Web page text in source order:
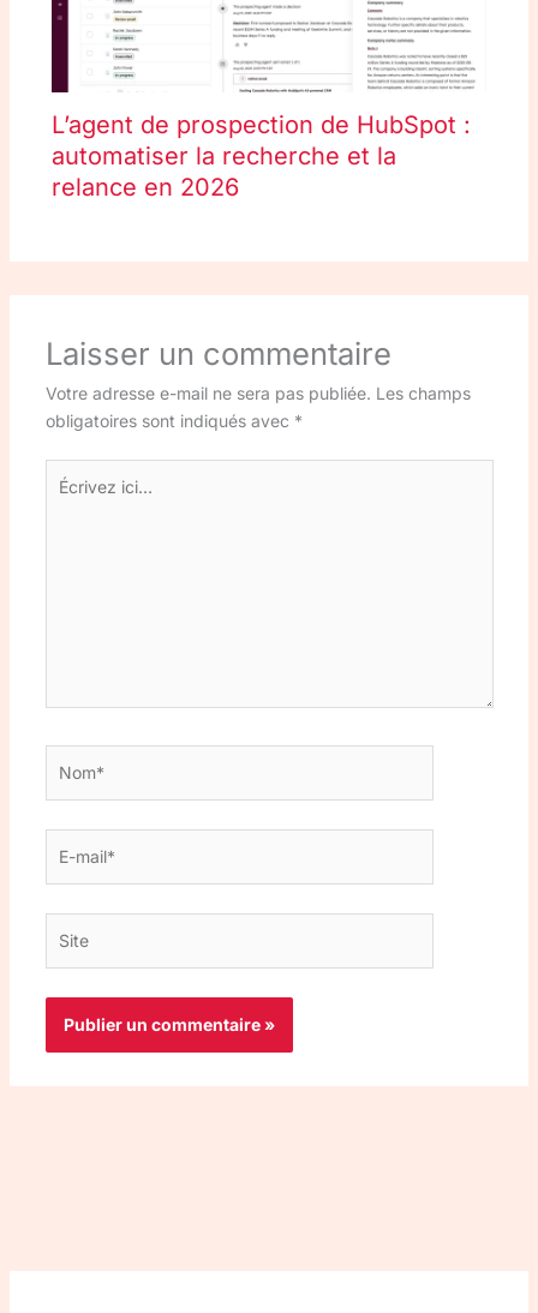
L’agent de prospection de HubSpot :
automatiser la recherche et la
relance en 2026
Laisser un commentaire
Votre adresse e-mail ne sera pas publiée. Les champs
obligatoires sont indiqués avec *
Écrivez
ici…
mail*